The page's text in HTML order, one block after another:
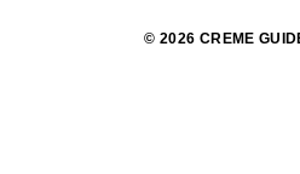
© 2026 CREME